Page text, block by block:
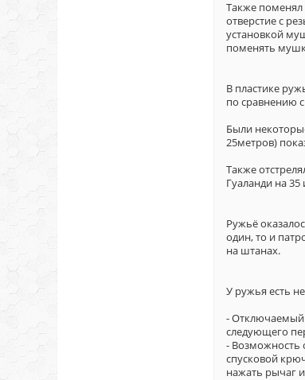
Также поменял
отверстие с
установкой
поменять
В пластике
по сравнению
Были
25метров)
Также
Гуаланди на
Ружьё
один, то и
на штанах.
У ружья есть
- Отключаемый
следующего
- Возможность
спусковой
нажать рычаг